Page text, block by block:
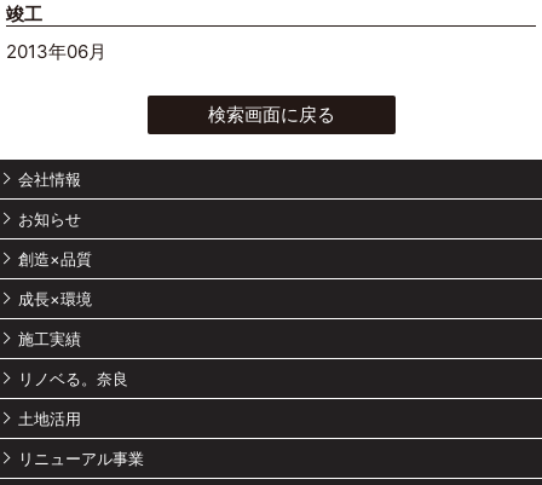
竣工
2013年06月
検索画面に戻る
会社情報
お知らせ
創造×品質
成長×環境
施工実績
リノベる。奈良
土地活用
リニューアル事業